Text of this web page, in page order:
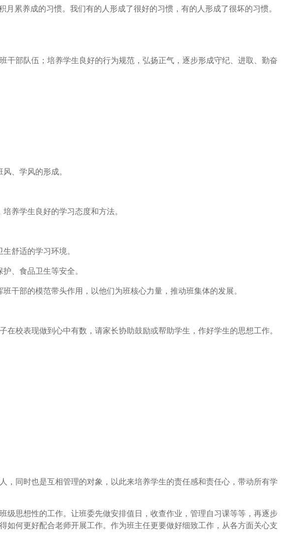
养成的习惯。我们有的人形成了很好的习惯，有的人形成了很坏的习惯。
部队伍；培养学生良好的行为规范，弘扬正气，逐步形成守纪、进取、勤奋
、学风的形成。
养学生良好的学习态度和方法。
舒适的学习环境。
、食品卫生等安全。
部的模范带头作用，以他们为班核心力量，推动班集体的发展。
校表现做到心中有数，请家长协助鼓励或帮助学生，作好学生的思想工作。
同时也是互相管理的对象，以此来培养学生的责任感和责任心，带动所有学
思想性的工作。让班委先做安排值日，收查作业，管理自习课等等，再逐步
何更好配合老师开展工作。作为班主任更要做好细致工作，从各方面关心支